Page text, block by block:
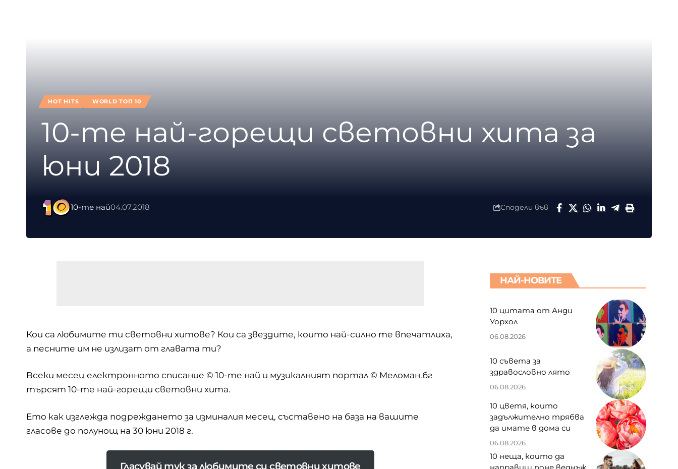
HOT HITS WORLD ТОП 10
10-те най-горещи световни хита за
юни 2018
10-те най04.07.2018 Сподели във
Кои са любимите ти световни хитове? Кои са звездите, които най-силно те впечатлиха,
а песните им не излизат от главата ти?
Всеки месец електронното списание © 10-те най и музикалният портал © Меломан.бг
търсят 10-те най-горещи световни хита.
Ето как изглежда подреждането за изминалия месец, съставено на база на вашите
гласове до полунощ на 30 юни 2018 г.
Гласувай тук за любимите си световни хитове
НАЙ-НОВИТЕ
10 цитата от Анди
Уорхол
06.08.2026
10 съвета за
здравословно лято
06.08.2026
10 цветя, които
задължително трябва
да имате в дома си
06.08.2026
10 неща, които да